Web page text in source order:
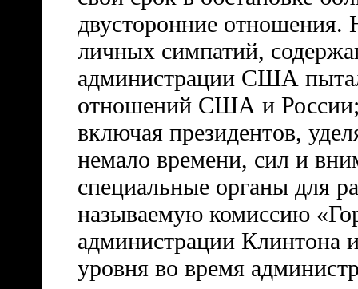
двусторонние отношения.
личных симпатий,
администрации США
отношений США и
включая президентов,
немало времени, сил и
специальные органы для
называемую комиссию
администрации Клинтона
уровня во время